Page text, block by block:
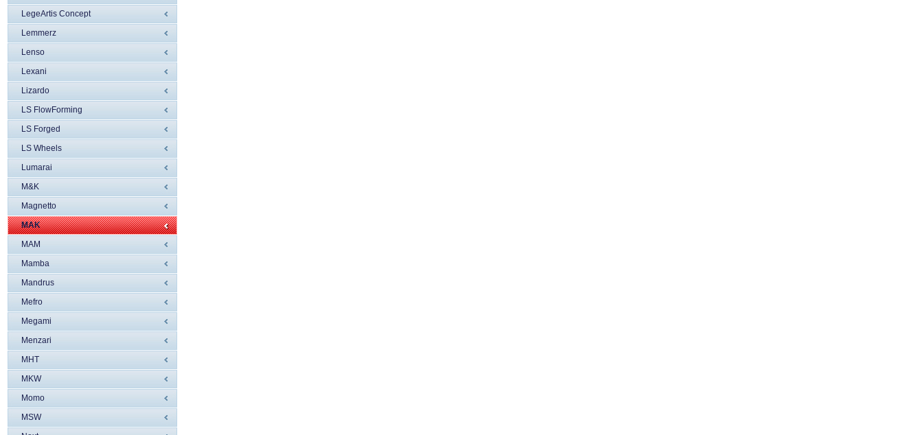
LegeArtis Concept
Lemmerz
Lenso
Lexani
Lizardo
LS FlowForming
LS Forged
LS Wheels
Lumarai
M&K
Magnetto
MAK
MAM
Mamba
Mandrus
Mefro
Megami
Menzari
MHT
MKW
Momo
MSW